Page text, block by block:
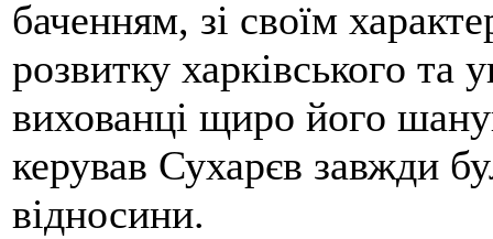
баченням, зі своїм
розвитку харківського та
вихованці щиро його
керував Сухарєв завжди
відносини.